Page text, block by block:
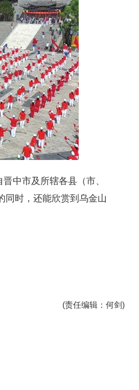
中市及所辖各县（市、
同时，还能欣赏到乌金山
(责任编辑 ：何剑)